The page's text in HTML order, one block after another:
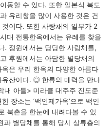
동할 수 있다. 또한 일본식 복도
유리창을 많이 사용한 것은 건
이다. 또한 사랑채의 일부가 2
대 전통한옥에서는 유례를 찾을
. 정원에서는 당당한 사랑채를,
후원에서는 아담한 별당채의
은 우리 한옥의 다양한 아름다
유산이다. ◎ 한류의 매력을 만나
내 아들> 미라클 대주주 진도준
장소는 ‘백인제가옥’으로 백인
북촌을 한눈에 내려다볼 수 있
과 별당채를 통해 당시 상류층의